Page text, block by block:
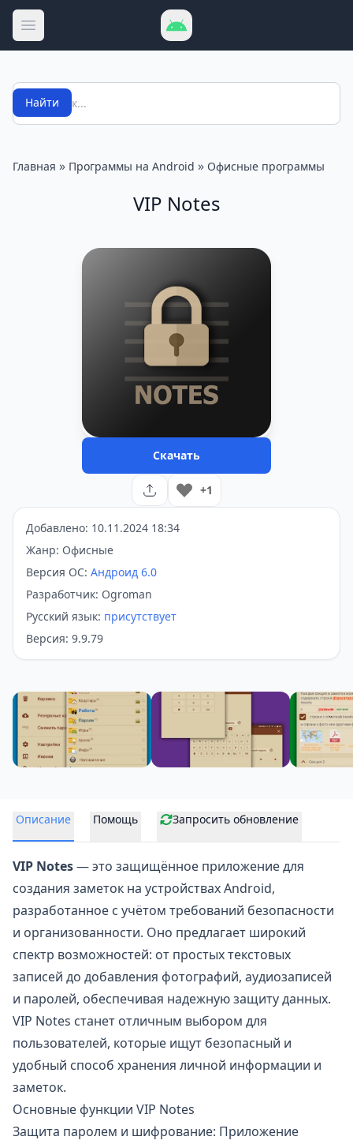
Открыть меню
Поиск
Найти
Главная » Программы на Android » Офисные программы
VIP Notes
Скачать
+1
Добавлено: 10.11.2024 18:34
Жанр: Офисные
Версия ОС: Андроид 6.0
Разработчик: Ogroman
Русский язык: присутствует
Версия: 9.9.79
Описание Помощь Запросить обновление
VIP Notes— это защищённое приложение для
создания заметок на устройствах Android,
разработанное с учётом требований безопасности
и организованности. Оно предлагает широкий
спектр возможностей: от простых текстовых
записей до добавления фотографий, аудиозаписей
и паролей, обеспечивая надежную защиту данных.
VIP Notes станет отличным выбором для
пользователей, которые ищут безопасный и
удобный способ хранения личной информации и
заметок.
Основные функции VIP Notes
Защита паролем и шифрование: Приложение